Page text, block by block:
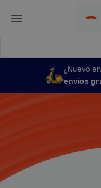
¿Nuevo
envíos